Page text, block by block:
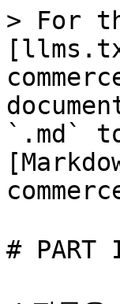
> For
`.md`
# PART